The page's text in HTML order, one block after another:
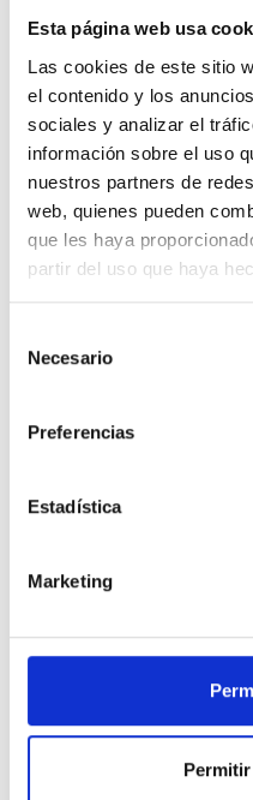
Esta página web usa
Las cookies de este sitio
el contenido y los
sociales y analizar el
información sobre el uso
nuestros partners de
web, quienes pueden
que les haya
partir del uso que haya
Necesario
Preferencias
Estadística
Marketing
demás. Para los
pues, las
fuesen iguales.
7. Escudriña luego
más o menos y trata
formas de disgustos
haciendo caso
que tal vez les
cada una de ellas,
sentimiento tal
No estoy
No estoy
Tres o cuatro veces al